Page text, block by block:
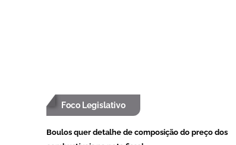
Foco Legislativo
Boulos quer detalhe de composição do preço dos